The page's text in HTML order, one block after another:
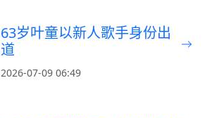
63岁叶童以新人歌手身份出
道
2026-07-09 06:49